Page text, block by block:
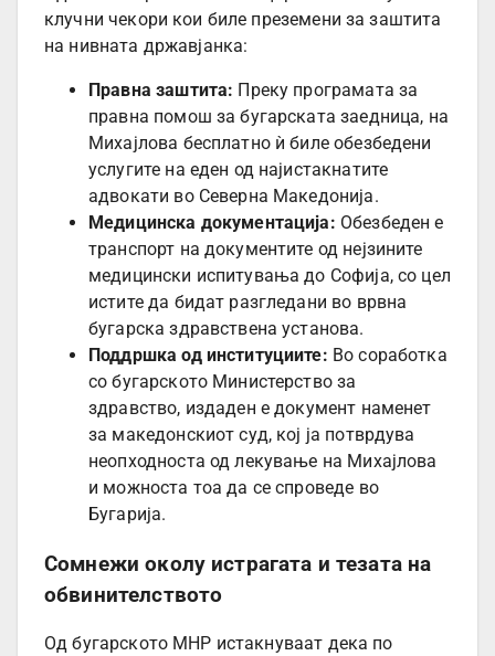
клучни чекори кои биле преземени за заштита
на нивната државјанка:
Правна заштита: Преку програмата за
правна помош за бугарската заедница, на
Михајлова бесплатно ѝ биле обезбедени
услугите на еден од најистакнатите
адвокати во Северна Македонија.
Медицинска документација: Обезбеден е
транспорт на документите од нејзините
медицински испитувања до Софија, со цел
истите да бидат разгледани во врвна
бугарска здравствена установа.
Поддршка од институциите: Во соработка
со бугарското Министерство за
здравство, издаден е документ наменет
за македонскиот суд, кој ја потврдува
неопходноста од лекување на Михајлова
и можноста тоа да се спроведе во
Бугарија.
Сомнежи околу истрагата и тезата на
обвинителството
Од бугарското МНР истакнуваат дека по